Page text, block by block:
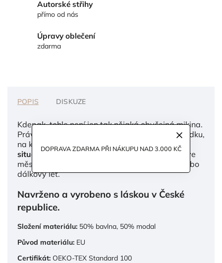
DOPRAVA ZDARMA PŘI NÁKUPU NAD 3.000 KČ
Autorské střihy
přímo od nás
Úpravy oblečení
zdarma
POPIS DISKUZE
Kdepak, tohle není jen tak nějaká obyčejná mikina.
Právě se díváte na vaši novou nejlepší kamarádku,
na kterou se budete moci
spolehnout za každé
situace– a je jedno, jestli vás čekají pochůzky ve
městě, home office, dobrodružství v přírodě, nebo
dálkový let.
Navrženo a vyrobeno s láskou v České
republice.
Složení materiálu: 50% bavlna, 50% modal
Původ materiálu: EU
Certifikát: OEKO-TEX Standard 100